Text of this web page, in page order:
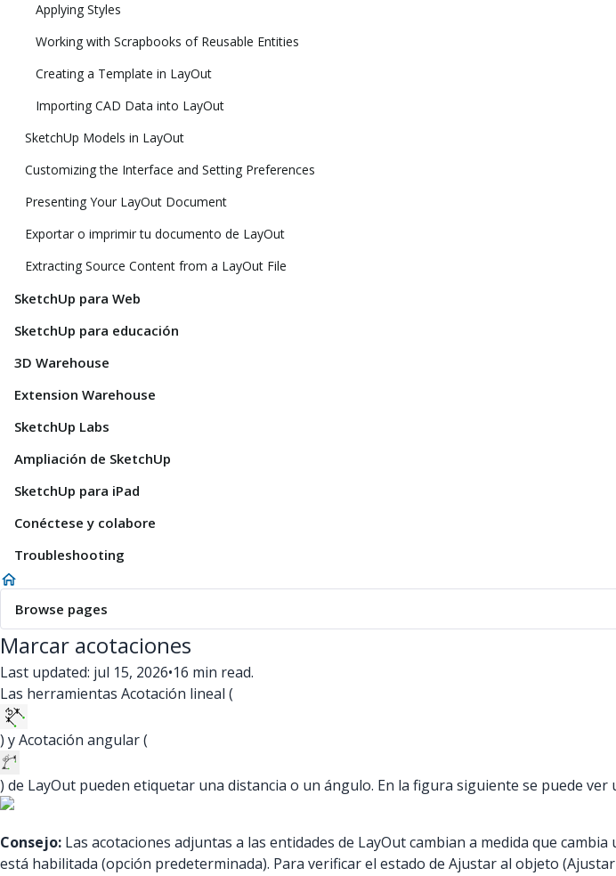
Applying Styles
Working with Scrapbooks of Reusable Entities
Creating a Template in LayOut
Importing CAD Data into LayOut
SketchUp Models in LayOut
Customizing the Interface and Setting Preferences
Presenting Your LayOut Document
Exportar o imprimir tu documento de LayOut
Extracting Source Content from a LayOut File
SketchUp para Web
SketchUp para educación
3D Warehouse
Extension Warehouse
SketchUp Labs
Ampliación de SketchUp
SketchUp para iPad
Conéctese y colabore
Troubleshooting
Browse pages
Marcar acotaciones
Last updated: jul 15, 2026•16 min read.
Las herramientas Acotación lineal (
) y Acotación angular (
) de LayOut pueden etiquetar una distancia o un ángulo. En la figura siguiente se puede
Consejo: Las acotaciones adjuntas a las entidades de LayOut cambian a medida que
está habilitada (opción predeterminada). Para verificar el estado de Ajustar al objeto